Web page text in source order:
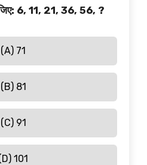
6, 11, 21, 36, 56, ?
(A) 71
(B) 81
(C) 91
101